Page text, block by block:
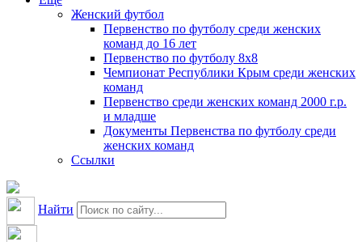
Женский футбол
Первенство по футболу среди женских
команд до 16 лет
Первенство по футболу 8х8
Чемпионат Республики Крым среди женских
команд
Первенство среди женских команд 2000 г.р.
и младше
Документы Первенства по футболу среди
женских команд
Ссылки
Найти